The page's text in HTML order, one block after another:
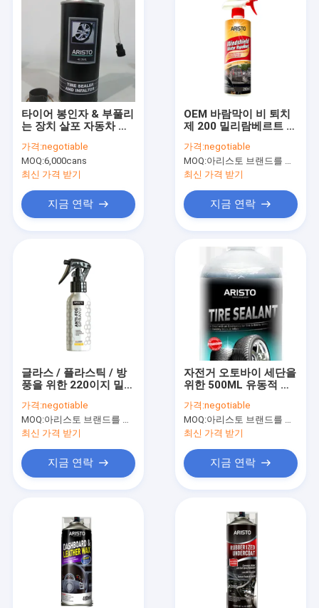
우리 에 관한 것
공장 투어
직물 분무 도장
아크릴 스프레이 페인트
산업 윤활유
스프레이 페인트를 표시
타이어 봉인자 & 부풀리
는 장치 살포 자동차 타
가격:negotiable
MOQ:6,000cans
최신 가격 받기
지금 연락
OEM 바람막이 비 퇴치
제 200 밀리람베르트 바
가격:negotiable
MOQ:아리스토 브랜드를 위한 6000 PC, 고객 브랜드를 위한 15000 PC
최신 가격 받기
지금 연락
글라스 / 플라스틱 / 방
풍을 위한 220이지 밀리
프레이 나노 코팅 처리
가격:negotiable
MOQ:아리스토 브랜드를 위한 6000 PC, 고객 브랜드를 위한 15000 PC
최신 가격 받기
지금 연락
자전거 오토바이 세단을
위한 500ML 유동적 타
가격:negotiable
MOQ:아리스토 브랜드를 위한 6000 PC, 고객 브랜드를 위한 15000 PC
최신 가격 받기
지금 연락